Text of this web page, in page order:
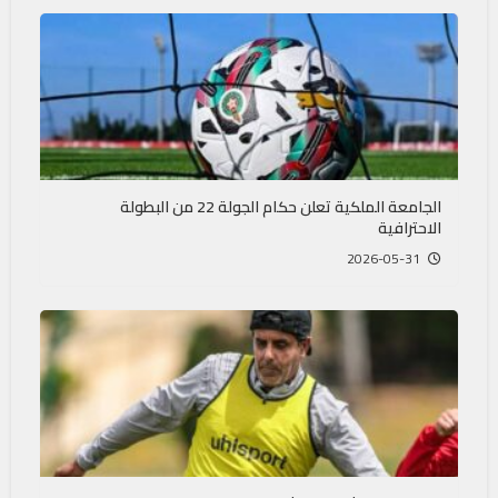
الجامعة الملكية تعلن حكام الجولة 22 من البطولة
الاحترافية